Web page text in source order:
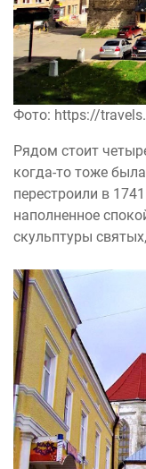
Фото: https://
Рядом стоит
когда-то тоже
перестроили в
наполненное
скульптуры